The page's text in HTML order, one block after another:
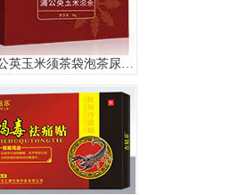
蒲公英玉米须茶袋泡茶尿酸痛风本草中医养生利水消肿平肝利胆